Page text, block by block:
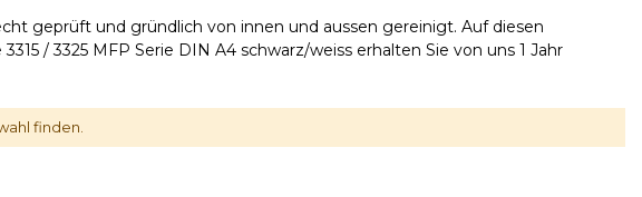
geprüft und gründlich von innen und aussen gereinigt. Auf diesen
/ 3325 MFP Serie DIN A4 schwarz/weiss erhalten Sie von uns 1 Jahr
finden.